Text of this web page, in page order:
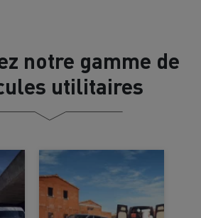
notre gamme de
utilitaires